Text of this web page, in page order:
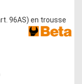
96AS) en trousse